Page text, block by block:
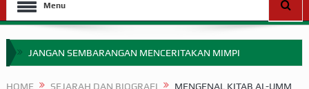
Menu
JANGAN SEMBARANGAN MENCERITAKAN MIMPI
HOME SEJARAH DAN BIOGRAFI
MENGENAL KITAB AL-UMM